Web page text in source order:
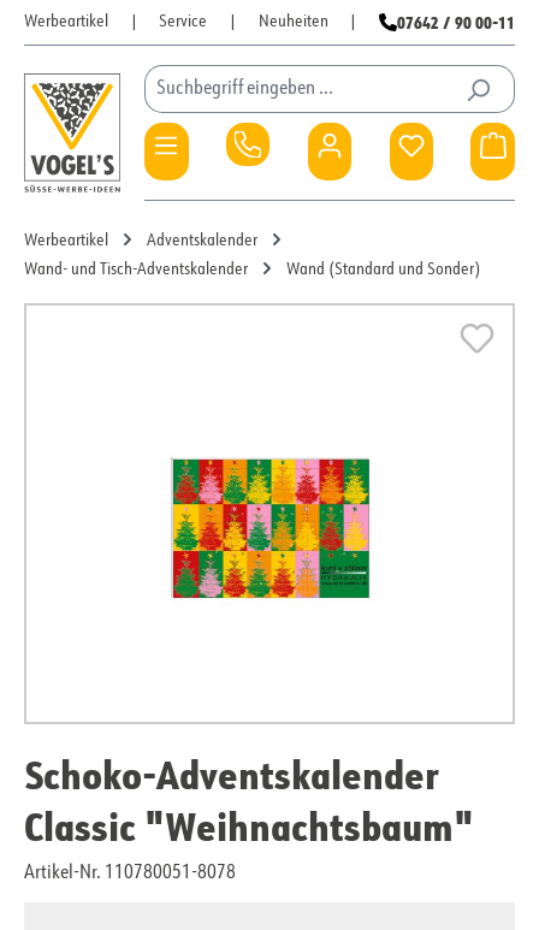
Zum Hauptinhalt springen
Werbeartikel Service Neuheiten 07642 / 90 00-11
Du hast 0
Werbeartikel
Adventskalender
Wand- und Tisch-Adventskalender
Wand (Standard und Sonder)
Schoko-Adventskalender
Classic "Weihnachtsbaum"
Artikel-Nr. 110780051-8078